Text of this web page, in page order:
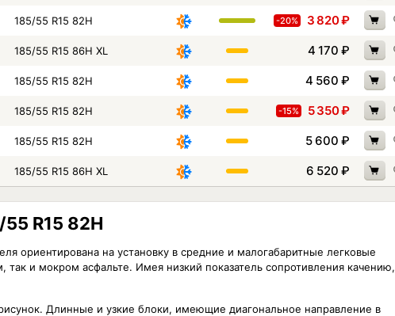
185/55 R15 82H -20% 3 820₽
185/55 R15 86H XL 4 170 ₽
185/55 R15 82H 4 560 ₽
185/55 R15 82H -15% 5 350₽
185/55 R15 82H 5 600 ₽
185/55 R15 86H XL 6 520 ₽
R15 82H
ориентирована на установку в средние и малогабаритные легковые
и мокром асфальте. Имея низкий показатель сопротивления качению,
Длинные и узкие блоки, имеющие диагональное направление в